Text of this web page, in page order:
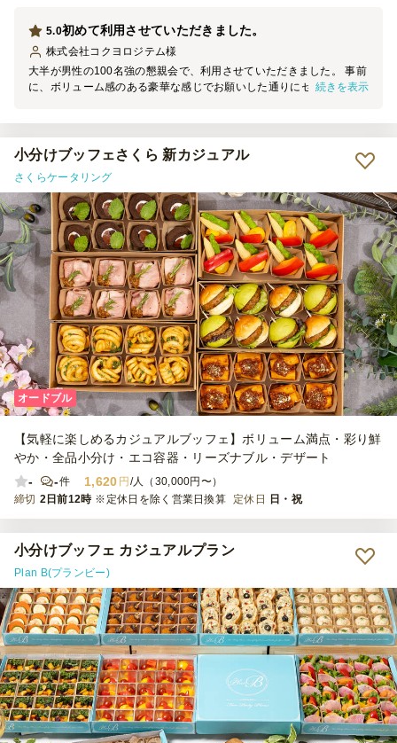
初めて利用させていただきました。
5.0
株式会社コクヨロジテム様
大半が男性の100名強の懇親会で、利用させていただきました。 事前
に、ボリューム感のある豪華な感じでお願いした通りにセットいただ
の方も感じの良い方ばかりで、こちらに決めて正解でした！
続きを表示
小分けブッフェさくら 新カジュアル
さくらケータリング
オードブル
【気軽に楽しめるカジュアルブッフェ】ボリューム満点・彩り鮮
やか・全品小分け・エコ容器・リーズナブル・デザート
-
-件 1,620 円 /人（30,000円〜）
締切 2日前12時 ※定休日を除く営業日換算 定休日 日・祝
小分けブッフェ カジュアルプラン
Plan B(プランビー)